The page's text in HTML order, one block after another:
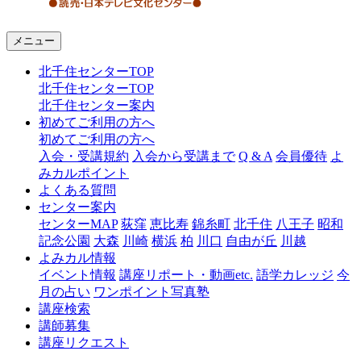
ャ
千
メニュー
北千住センターTOP
北千住センターTOP
北千住センター案内
初めてご利用の方へ
初めてご利用の方へ
入会・受講規約 入会から受講まで Q & A 会員優待 よ
みカルポイント
よくある質問
センター案内
センターMAP 荻窪 恵比寿 錦糸町 北千住 八王子 昭和
記念公園 大森 川崎 横浜 柏 川口 自由が丘 川越
よみカル情報
イベント情報 講座リポート・動画etc. 語学カレッジ 今
月の占い ワンポイント写真塾
講座検索
講師募集
講座リクエスト